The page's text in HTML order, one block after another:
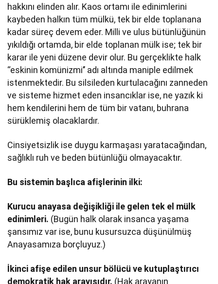
hakkını elinden alır. Kaos ortamı ile edinimlerini
kaybeden halkın tüm mülkü, tek bir elde toplanana
kadar süreç devem eder. Milli ve ulus bütünlüğünün
yıkıldığı ortamda, bir elde toplanan mülk ise; tek bir
karar ile yeni düzene devir olur. Bu gerçeklikte halk
‘‘eskinin komünizmi’’ adı altında maniple edilmek
istenmektedir. Bu silsileden kurtulacağını zanneden
ve sisteme hizmet eden insancıklar ise, ne yazık ki
hem kendilerini hem de tüm bir vatanı, buhrana
sürüklemiş olacaklardır.
Cinsiyetsizlik ise duygu karmaşası yaratacağından,
sağlıklı ruh ve beden bütünlüğü olmayacaktır.
Bu sistemin başlıca afişlerinin ilki:
Kurucu anayasa değişikliği ile gelen tek el mülk
edinimleri. (Bugün halk olarak insanca yaşama
şansımız var ise, bunu kusursuzca düşünülmüş
Anayasamıza borçluyuz.)
İkinci afişe edilen unsur bölücü ve kutuplaştırıcı
demokratik hak arayışıdır. (Hak arayanın